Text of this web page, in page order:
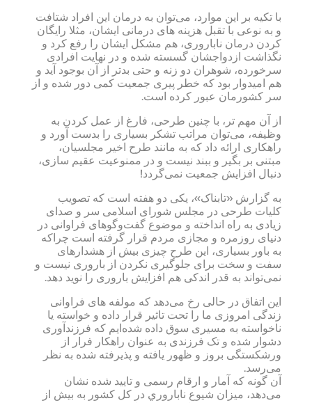
با تکیه بر این موارد، می‌توان به درمان این افراد شتافت
و به نوعی با تقبل هزینه های درمانی ایشان، مثلا رایگان
کردن درمان ناباروری، هم مشکل ایشان را رفع کرد و
نگذاشت ازدواجشان گسسته شده و در نهایت افرادی
سرخورده، شوهران دو زنه و حتی بدتر از آن بوجود آید و
هم امیدوار بود که خطر پیری جمعیت کمی دور شده و از
سر کشورمان عبور کرده است.
از آن مهم تر، با چنین طرحی، فارغ از عمل کردن به
وظیفه، می‌توان مراتب تشکر بسیاری را بدست آورد و
راهکاری ارائه داد که به مانند طرح اخیر مجلسیان،
مبتنی بر بگیر و ببند نیست و در ممنوعیت عقیم سازی،
دنبال افزایش جمعیت نمی‌گردد!
به گزارش «تابناک»، یکی دو هفته است که تصویب
کلیات طرحی در مجلس شورای اسلامی سر و صدای
زیادی به راه انداخته و موضوع گفت‌وگوهای فراوانی در
دنیای روزمره و مجازی مردم قرار گرفته است چراکه
به باور بسیاری، این طرح چیزی بیش از هشدارهای
سفت و سخت برای جلوگیری نکردن از باروری نیست و
نمی‌تواند به قدر اندکی هم افزایش باروری را نوید دهد.
این اتفاق در حالی رخ می‌دهد که مولفه های فراوانی
زندگی امروزی ما را تحت تاثیر قرار داده و خواسته یا
ناخواسته به مسیری سوق داده شده‌ایم که فرزندآوری
دشوار شده و تک فرزندی به عنوان راهکار فرار از
ورشکستگی بروز و ظهور یافته و پذیرفته شده به نظر
می‌رسد.
آن گونه که آمار و ارقام رسمی و تایید شده نشان
می‌دهد، ميزان شيوع ناباروري در كل كشور به بیش از